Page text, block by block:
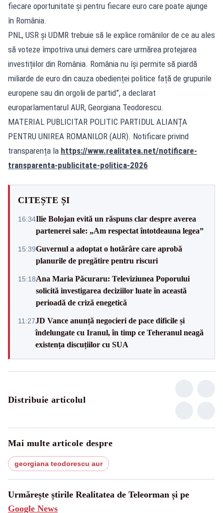
fiecare oportunitate și pentru fiecare euro care poate ajunge
în România.
PNL, USR și UDMR trebuie să le explice românilor de ce au ales
să voteze împotriva unui demers care urmărea protejarea
investițiilor din România. România nu își permite să piardă
miliarde de euro din cauza obedienței politice față de grupurile
europene sau din orgolii de partid”, a declarat
europarlamentarul AUR, Georgiana Teodorescu.
MATERIAL PUBLICITAR POLITIC PARTIDUL ALIANȚA
PENTRU UNIREA ROMANILOR (AUR). Notificare privind
transparența la https://www.realitatea.net/notificare-
transparenta-publicitate-politica-2026
CITEȘTE ȘI
16:34Ilie Bolojan evită un răspuns clar despre averea
partenerei sale: „Am respectat întotdeauna legea”
15:39Guvernul a adoptat o hotărâre care aprobă
planurile de pregătire pentru riscuri
15:18Ana Maria Păcuraru: Televiziunea Poporului
solicită investigarea deciziilor luate în această
perioadă de criză enegetică
11:27JD Vance anunță negocieri de pace dificile și
îndelungate cu Iranul, în timp ce Teheranul neagă
existența discuțiilor cu SUA
Distribuie articolul
Mai multe articole despre
georgiana teodorescu aur
Urmărește știrile Realitatea de Teleorman și pe
Google News